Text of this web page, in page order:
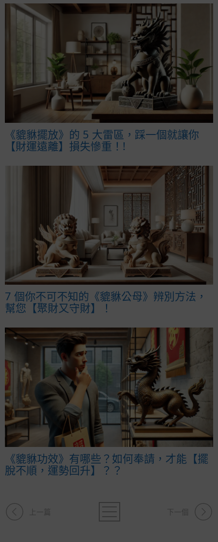
《貔貅擺放》的 5 大雷區，踩一個就讓你
【財運遠離】損失慘重！!
7 個你不可不知的《貔貅公母》辨別方法，
幫您【聚財又守財】！
《貔貅功效》有哪些？如何奉請，才能【擺
脫不順，運勢回升】？？
上一篇 下一個